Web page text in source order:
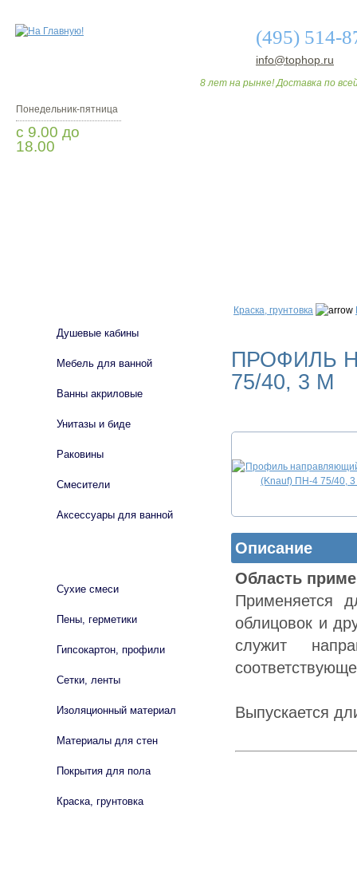
(495) 514-
info@tophop.ru
8 лет на рынке! Доставка по
Понедельник-пятница
с 9.00 до
18.00
Краска, грунтовка
ПРОФИЛЬ
75/40, 3 М
Описание
Область
Применяется
облицовок и
служит
Выпускается
Душевые кабины
Мебель для ванной
Ванны акриловые
Унитазы и биде
Раковины
Смесители
Аксессуары для ванной
Сухие смеси
Пены, герметики
Гипсокартон, профили
Сетки, ленты
Изоляционный материал
Материалы для стен
Покрытия для пола
Краска, грунтовка